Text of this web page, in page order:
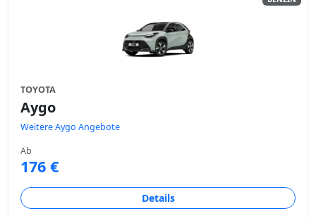
TOYOTA
Aygo
Weitere Aygo Angebote
Ab
176 €
Details